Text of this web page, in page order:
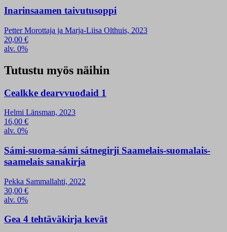
Inarinsaamen taivutusoppi
Petter Morottaja ja Marja-Liisa Olthuis, 2023
20,00 €
alv. 0%
Tutustu myös näihin
Cealkke dearvvuođaid 1
Helmi Länsman, 2023
16,00 €
alv. 0%
Sámi-suoma-sámi sátnegirji Saamelais-suomalais-
saamelais sanakirja
Pekka Sammallahti, 2022
30,00 €
alv. 0%
Gea 4 tehtäväkirja kevät